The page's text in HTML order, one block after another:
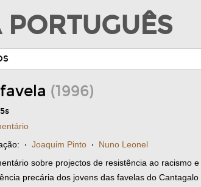
PORTUGUÊS
(1996)
· Joaquim Pinto · Nuno Leonel
sobre projectos de resistência ao racismo e
precária dos jovens das favelas do Cantagalo